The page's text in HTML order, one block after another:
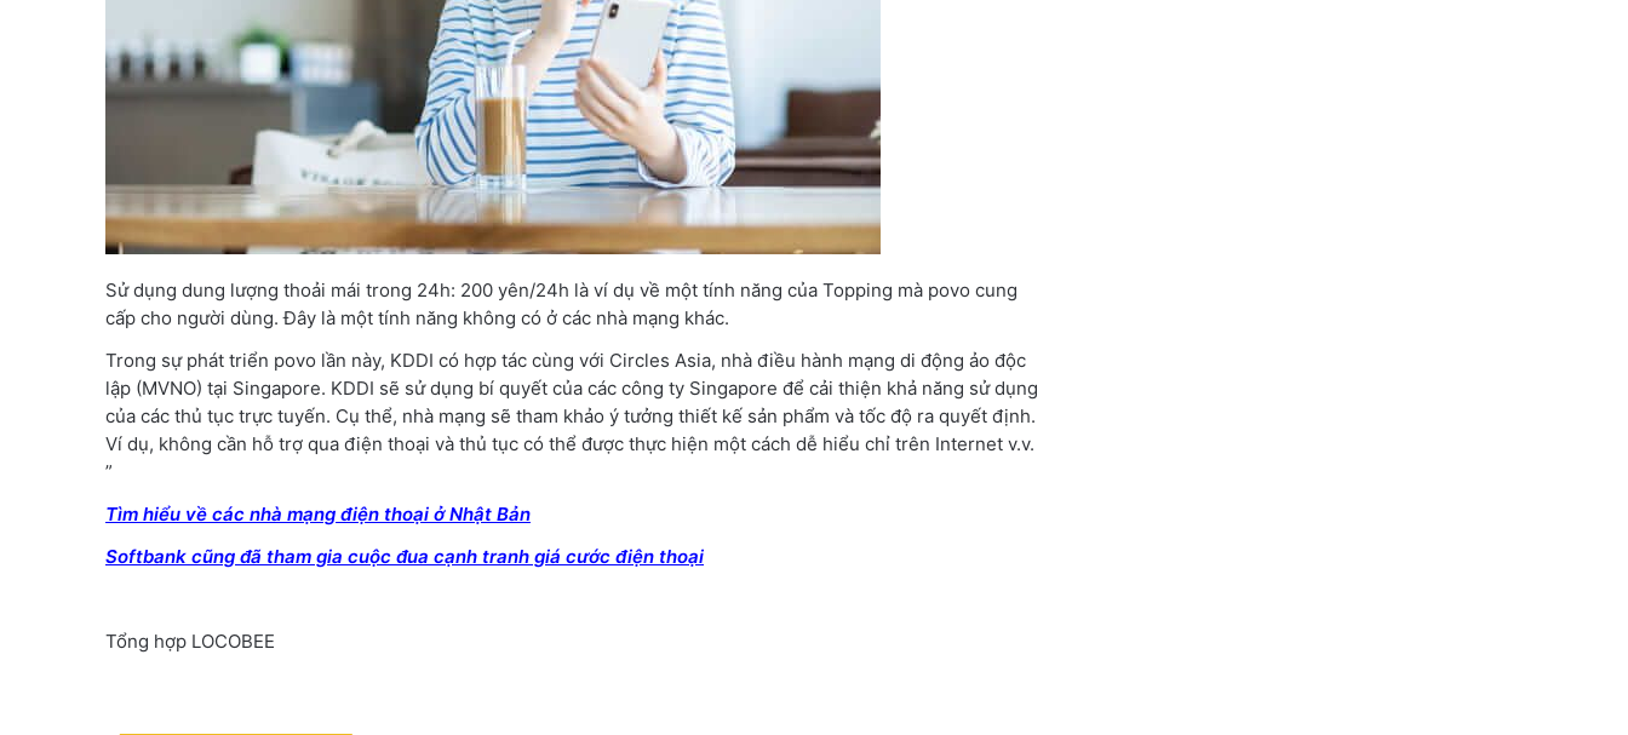
Sử dụng dung lượng thoải mái trong 24h: 200 yên/24h là ví dụ về một tính năng của Topping mà povo cung
cấp cho người dùng. Đây là một tính năng không có ở các nhà mạng khác.
Trong sự phát triển povo lần này, KDDI có hợp tác cùng với Circles Asia, nhà điều hành mạng di động ảo độc
lập (MVNO) tại Singapore. KDDI sẽ sử dụng bí quyết của các công ty Singapore để cải thiện khả năng sử dụng
của các thủ tục trực tuyến. Cụ thể, nhà mạng sẽ tham khảo ý tưởng thiết kế sản phẩm và tốc độ ra quyết định.
Ví dụ, không cần hỗ trợ qua điện thoại và thủ tục có thể được thực hiện một cách dễ hiểu chỉ trên Internet v.v.
”
Tìm hiểu về các nhà mạng điện thoại ở Nhật Bản
Softbank cũng đã tham gia cuộc đua cạnh tranh giá cước điện thoại
Tổng hợp LOCOBEE